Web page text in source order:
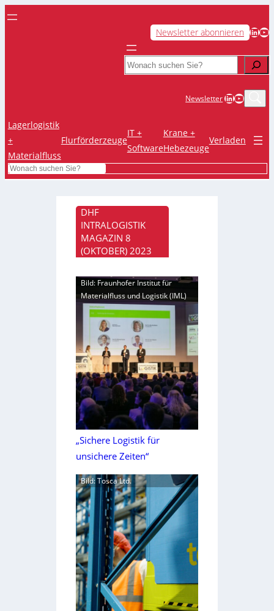
Newsletter abonnieren LinkedIn YouTube
Search
NewsletterLinkedIn
Lagerlogistik
+
Materialfluss
Flurförderzeuge
IT +
Software
Krane +
Hebezeuge
Verladen
Search
DHF
INTRALOGISTIK
MAGAZIN 8
(OKTOBER) 2023
Bild: Fraunhofer Institut für
Materialfluss und Logistik (IML)
„Sichere Logistik für
unsichere Zeiten“
Bild: Tosca Ltd.